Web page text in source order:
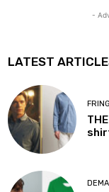
-
LATEST